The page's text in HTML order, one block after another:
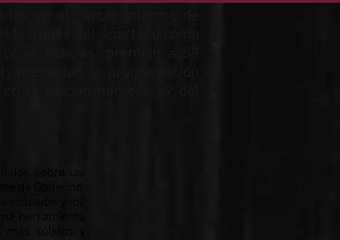
sobre las
de Gobierno,
inclusión y los
herramienta
sólidos y